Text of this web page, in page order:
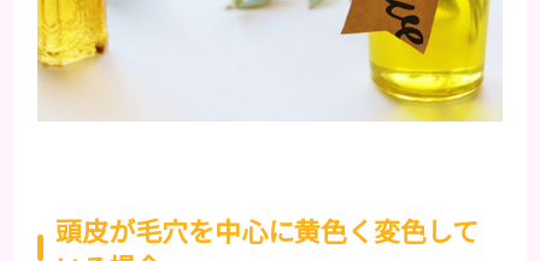
頭皮が毛穴を中心に黄色く変色して